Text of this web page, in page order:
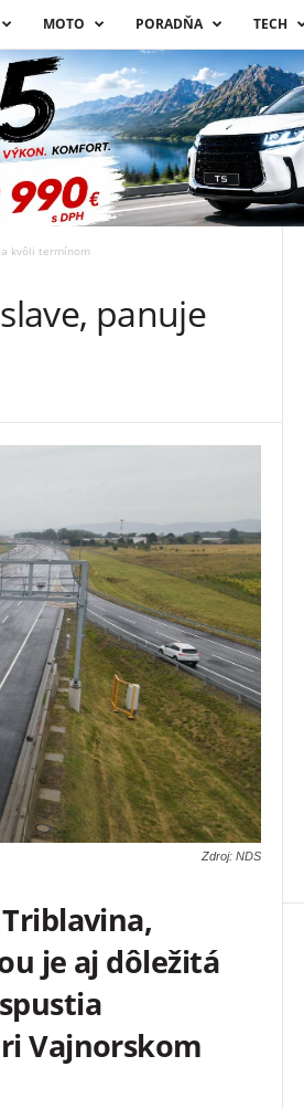
MOTO PORADŇA TECH
kvôli termínom
panuje
Zdroj: NDS
je aj dôležitá
Vajnorskom